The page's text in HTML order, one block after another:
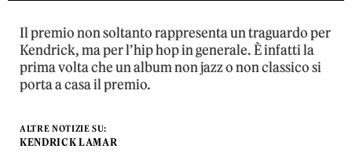
Il premio non soltanto rappresenta un traguardo per
Kendrick, ma per l’hip hop in generale. È infatti la
prima volta che un album non jazz o non classico si
porta a casa il premio.
ALTRE NOTIZIE SU:
KENDRICK LAMAR